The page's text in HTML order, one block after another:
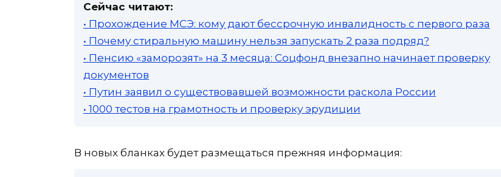
Сейчас читают:
• Прохождение МСЭ: кому дают бессрочную инвалидность с первого раза
• Почему стиральную машину нельзя запускать 2 раза подряд?
• Пенсию «заморозят» на 3 месяца: Соцфонд внезапно начинает проверку
документов
• Путин заявил о существовавшей возможности раскола России
• 1000 тестов на грамотность и проверку эрудиции
В новых бланках будет размещаться прежняя информация: